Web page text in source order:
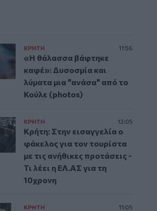
ΚΡΗΤΗ 11:56
«Η θάλασσα βάφτηκε
καφέ»: Δυσοσμία και
λύματα μια "ανάσα" από το
Κούλε (photos)
ΚΡΗΤΗ 12:05
Κρήτη: Στην εισαγγελία ο
φάκελος για τον τουρίστα
με τις ανήθικες προτάσεις -
Τι λέει η ΕΛ.ΑΣ για τη
10χρονη
ΚΡΗΤΗ 11:05